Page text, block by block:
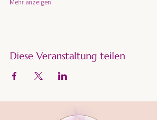
Mehr anzeigen
Diese Veranstaltung teilen